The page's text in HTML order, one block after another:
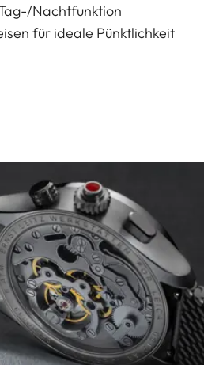
Nachtfunktion
für ideale Pünktlichkeit